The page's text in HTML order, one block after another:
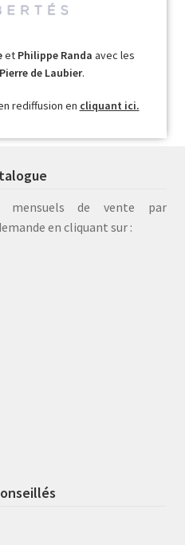
et Philippe Randa avec les
Pierre de Laubier.
rediffusion en cliquant ici.
mensuels de vente par
en cliquant sur :